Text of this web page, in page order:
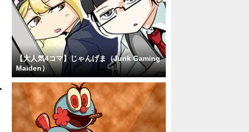
【大人気4コマ】じゃんげま（Junk Gaming
Maiden）